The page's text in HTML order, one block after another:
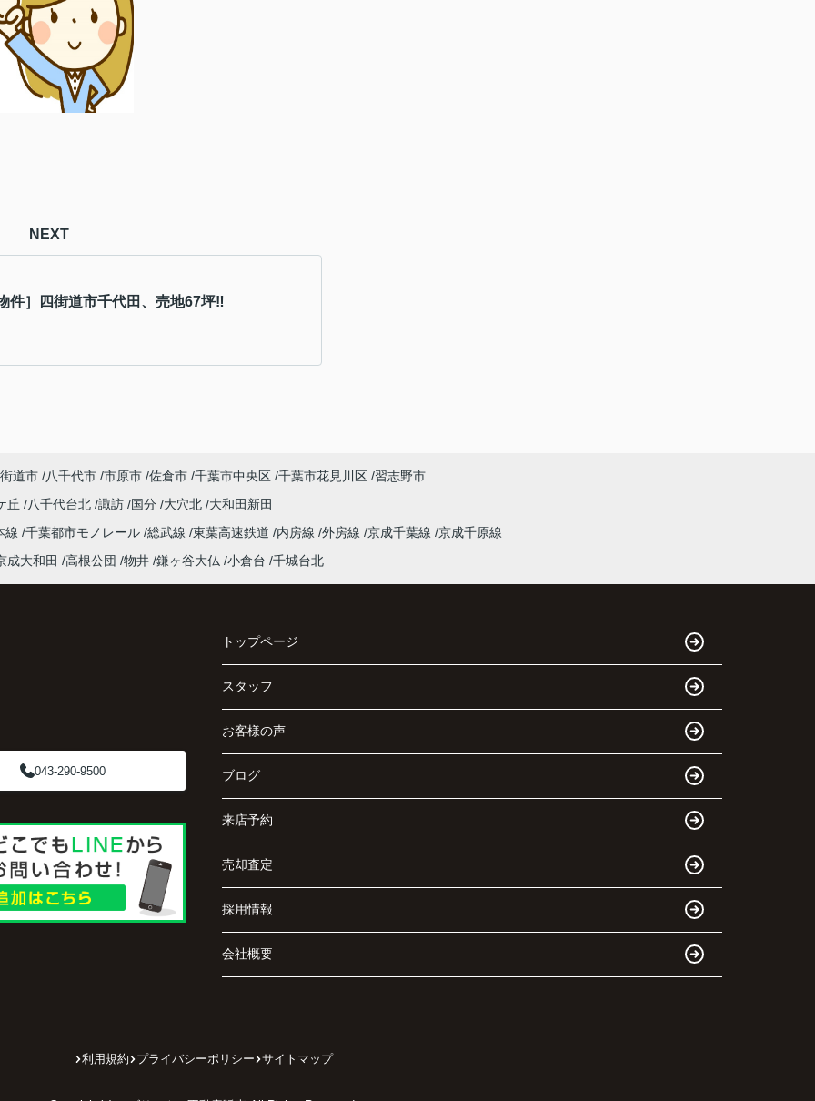
NEXT
件］四街道市千代田、売地67坪‼
道市 八千代市 市原市 佐倉市 千葉市中央区 千葉市花見川区 習志野市
丘
八千代台北 諏訪 国分 大穴北 大和田新田
線 千葉都市モノレール 総武線 東葉高速鉄道 内房線 外房線 京成千葉線 京成千原線
成大和田
高根公団 物井 鎌ヶ谷大仏 小倉台 千城台北
043-290-9500
トップページ
スタッフ
お客様の声
ブログ
来店予約
売却査定
採用情報
会社概要
利用規約 プライバシーポリシー サイトマップ